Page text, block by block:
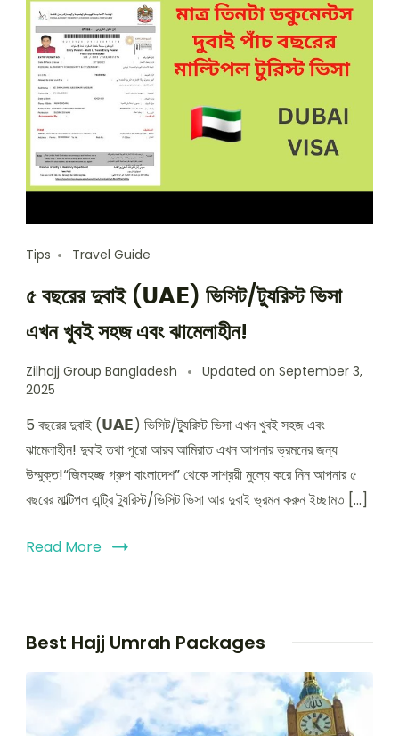
Tips Travel Guide
৫ বছরের দুবাই (𝗨𝗔𝗘) ভিসিট/ট্যুরিস্ট ভিসা
এখন খুবই সহজ এবং ঝামেলাহীন!
Zilhajj Group Bangladesh Updated on September 3,
2025
5 বছরের দুবাই (𝗨𝗔𝗘) ভিসিট/ট্যুরিস্ট ভিসা এখন খুবই সহজ এবং
ঝামেলাহীন! দুবাই তথা পুরো আরব আমিরাত এখন আপনার ভ্রমনের জন্য
উম্মুক্ত!“জিলহজ্জ গ্রুপ বাংলাদেশ” থেকে সাশ্রয়ী মুল্যে করে নিন আপনার ৫
বছরের মাল্টিপল এন্ট্রি ট্যুরিস্ট/ভিসিট ভিসা আর দুবাই ভ্রমন করুন ইচ্ছামত […]
Read More
Best Hajj Umrah Packages